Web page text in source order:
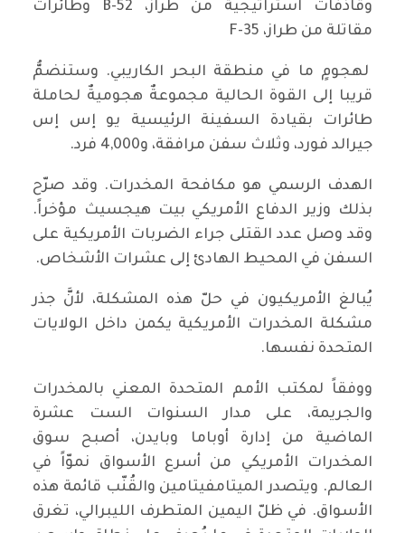
وقاذفات استراتيجية من طراز، B-52 وطائرات
مقاتلة من طراز، F-35
لهجومٍ ما في منطقة البحر الكاريبي. وستنضمُّ
قريبا إلى القوة الحالية مجموعةٌ هجوميةٌ لحاملة
طائرات بقيادة السفينة الرئيسية يو إس إس
جيرالد فورد، وثلاث سفن مرافقة، و4,000 فرد.
الهدف الرسمي هو مكافحة المخدرات. وقد صرّح
بذلك وزير الدفاع الأمريكي بيت هيجسيث مؤخراً.
وقد وصل عدد القتلى جراء الضربات الأمريكية على
السفن في المحيط الهادئ إلى عشرات الأشخاص.
يُبالغ الأمريكيون في حلّ هذه المشكلة، لأنَّ جذر
مشكلة المخدرات الأمريكية يكمن داخل الولايات
المتحدة نفسها.
ووفقاً لمكتب الأمم المتحدة المعني بالمخدرات
والجريمة، على مدار السنوات الست عشرة
الماضية من إدارة أوباما وبايدن، أصبح سوق
المخدرات الأمريكي من أسرع الأسواق نموّاً في
العالم. ويتصدر الميتامفيتامين والقُنّب قائمة هذه
الأسواق. في ظلّ اليمين المتطرف الليبرالي، تغرق